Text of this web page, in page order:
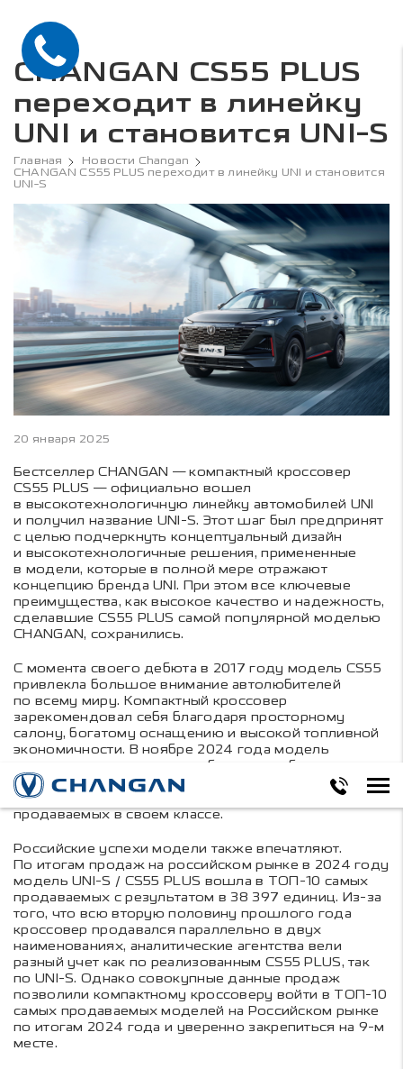
CHANGAN CS55 PLUS
переходит в линейку
UNI и становится UNI-S
Главная
Новости Changan
CHANGAN CS55 PLUS переходит в линейку UNI и становится
UNI-S
20 января 2025
Бестселлер CHANGAN — компактный кроссовер
CS55 PLUS — официально вошел
в высокотехнологичную линейку автомобилей UNI
и получил название UNI-S. Этот шаг был предпринят
с целью подчеркнуть концептуальный дизайн
и высокотехнологичные решения, примененные
в модели, которые в полной мере отражают
концепцию бренда UNI. При этом все ключевые
преимущества, как высокое качество и надежность,
сделавшие CS55 PLUS самой популярной моделью
CHANGAN, сохранились.
С момента своего дебюта в 2017 году модель CS55
привлекла большое внимание автолюбителей
по всему миру. Компактный кроссовер
зарекомендовал себя благодаря просторному
салону, богатому оснащению и высокой топливной
экономичности. В ноябре 2024 года модель
достигла исторического рубежа — глобальные
продажи превысили 1 миллион единиц, что
закрепило за CS55 статус одной из самых
продаваемых в своем классе.
Российские успехи модели также впечатляют.
По итогам продаж на российском рынке в 2024 году
модель UNI-S / CS55 PLUS вошла в ТОП-10 самых
продаваемых с результатом в 38 397 единиц. Из-за
того, что всю вторую половину прошлого года
кроссовер продавался параллельно в двух
наименованиях, аналитические агентства вели
разный учет как по реализованным CS55 PLUS, так
по UNI-S. Однако совокупные данные продаж
позволили компактному кроссоверу войти в ТОП-10
самых продаваемых моделей на Российском рынке
по итогам 2024 года и уверенно закрепиться на 9-м
месте.